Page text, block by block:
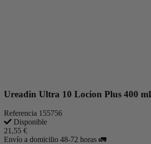
Ureadin Ultra 10 Locion Plus 400 ml
Referencia 155756
Disponible
21,55 €
Envío a domicilio 48-72 horas 🚛